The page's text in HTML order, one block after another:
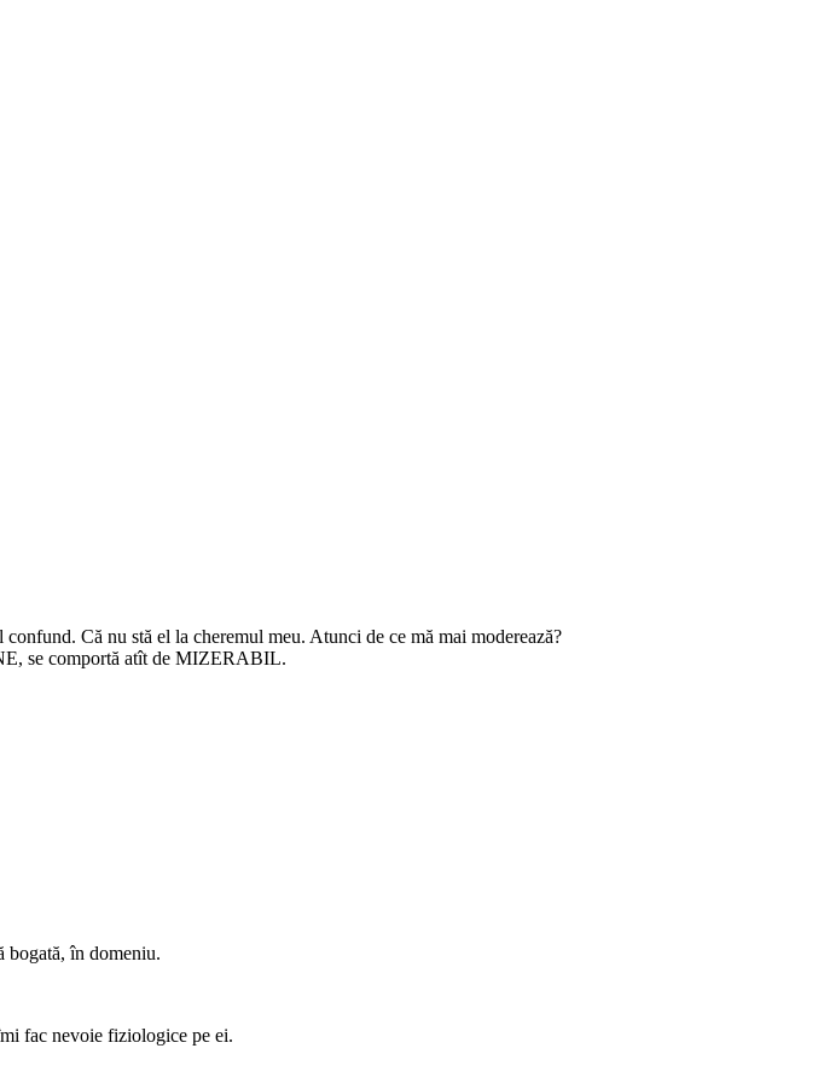
Că nu stă el la cheremul meu. Atunci de ce mă mai moderează?
se comportă atît de MIZERABIL.
bogată, în domeniu.
fac nevoie fiziologice pe ei.